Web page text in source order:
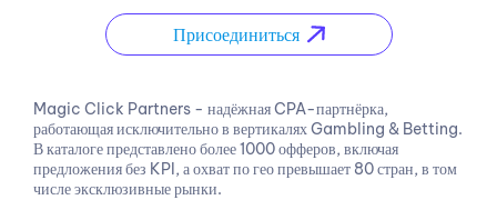
Присоединиться
Magic Click Partners - надёжная CPA-партнёрка,
работающая исключительно в вертикалях Gambling & Betting.
В каталоге представлено более 1000 офферов, включая
предложения без KPI, а охват по гео превышает 80 стран, в том
числе эксклюзивные рынки.